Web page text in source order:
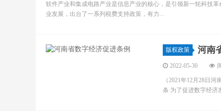
软件产业和集成电路产业是信息产业的核心，是引领新一轮科技
业发展，出台了一系列税费支持政策，有力...
版权政策 河南
2022-05-30
（2021年12月28日
条 为了促进数字经济